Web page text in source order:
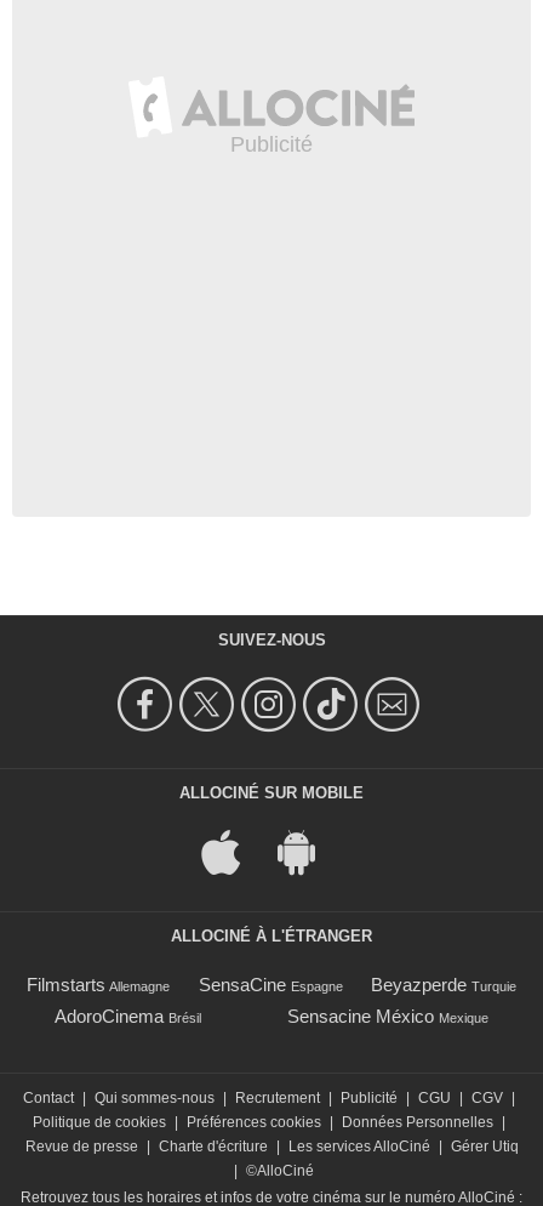
SUIVEZ-NOUS
ALLOCINÉ SUR MOBILE
ALLOCINÉ À L'ÉTRANGER
Filmstarts Allemagne SensaCine Espagne Beyazperde Turquie
AdoroCinema Brésil Sensacine México Mexique
Contact Qui sommes-nous Recrutement Publicité CGU CGV
Politique de cookies
Préférences cookies Données Personnelles
Revue de presse
Charte d'écriture Les services AlloCiné
Gérer Utiq
©AlloCiné
Retrouvez tous les horaires et infos de votre cinéma sur le numéro AlloCiné :